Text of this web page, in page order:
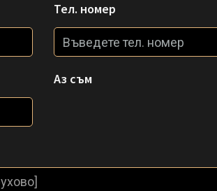
Тел. номер
Аз съм